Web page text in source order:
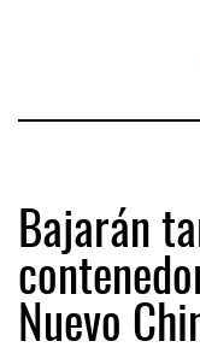
Bajarán
Nuevo